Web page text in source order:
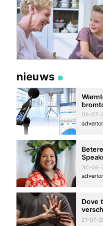
nieuws
09-07-
30-06-
Dove
21-07-